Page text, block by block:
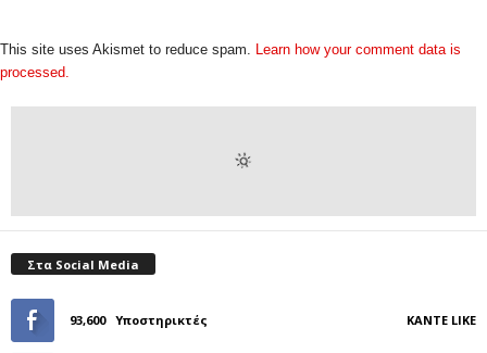
This site uses Akismet to reduce spam. Learn how your comment data is
processed.
Στα Social Media
93,600 Υποστηρικτές ΚΆΝΤΕ LIKE